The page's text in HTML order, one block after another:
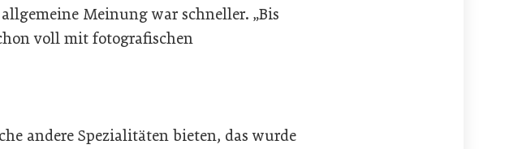
Meinung war schneller. „Bis
voll mit fotografischen
andere Spezialitäten bieten, das wurde